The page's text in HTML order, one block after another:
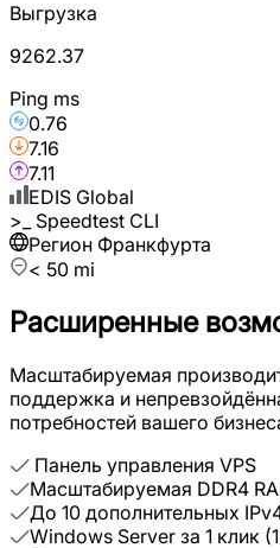
Выгрузка
9262.37
Ping ms
0.76
7.16
7.11
EDIS Global
>_ Speedtest CLI
Регион Франкфурта
< 50 mi
Расширенные
Масштабируемая
поддержка и
потребностей вашего
Панель управления VPS
Масштабируемая DDR4
До 10 дополнительных
Windows Server за 1 клик